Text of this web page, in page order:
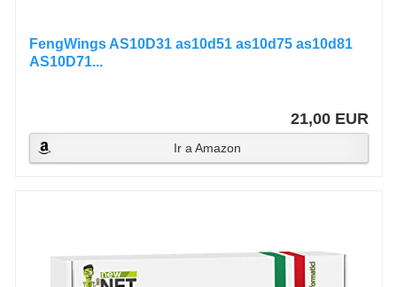
FengWings AS10D31 as10d51 as10d75 as10d81
AS10D71...
21,00 EUR
Ir a Amazon